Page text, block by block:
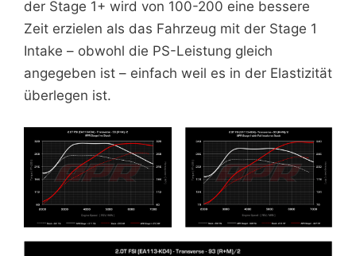
der Stage 1+ wird von 100-200 eine bessere
Zeit erzielen als das Fahrzeug mit der Stage 1
Intake – obwohl die PS-Leistung gleich
angegeben ist – einfach weil es in der Elastizität
überlegen ist.